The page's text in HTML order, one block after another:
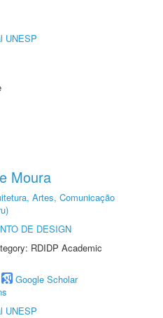
UNESP
Moura
Artes, Comunicação
DE DESIGN
RDIDP Academic
Google Scholar
UNESP